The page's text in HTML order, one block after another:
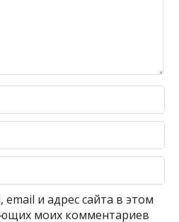
и адрес сайта в этом
моих комментариев